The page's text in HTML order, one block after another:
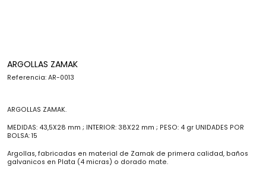
ARGOLLAS ZAMAK
Referencia: AR-0013
ARGOLLAS ZAMAK.
MEDIDAS: 43,5X28 mm ; INTERIOR: 38X22 mm ; PESO: 4 gr UNIDADES POR
BOLSA: 15
Argollas, fabricadas en material de Zamak de primera calidad, baños
galvanicos en Plata (4 micras) o dorado mate.